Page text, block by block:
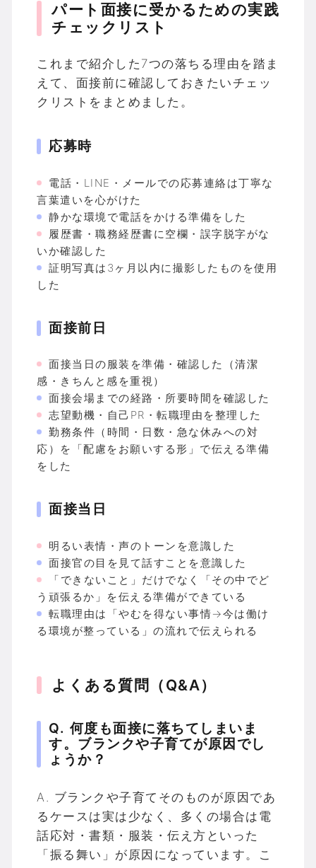
パート面接に受かるための実践
チェックリスト
これまで紹介した7つの落ちる理由を踏ま
えて、面接前に確認しておきたいチェッ
クリストをまとめました。
応募時
電話・LINE・メールでの応募連絡は丁寧な
言葉遣いを心がけた
静かな環境で電話をかける準備をした
履歴書・職務経歴書に空欄・誤字脱字がな
いか確認した
証明写真は3ヶ月以内に撮影したものを使用
した
面接前日
面接当日の服装を準備・確認した（清潔
感・きちんと感を重視）
面接会場までの経路・所要時間を確認した
志望動機・自己PR・転職理由を整理した
勤務条件（時間・日数・急な休みへの対
応）を「配慮をお願いする形」で伝える準備
をした
面接当日
明るい表情・声のトーンを意識した
面接官の目を見て話すことを意識した
「できないこと」だけでなく「その中でど
う頑張るか」を伝える準備ができている
転職理由は「やむを得ない事情→今は働け
る環境が整っている」の流れで伝えられる
よくある質問（Q&A）
Q. 何度も面接に落ちてしまいま
す。ブランクや子育てが原因でし
ょうか？
A. ブランクや子育てそのものが原因であ
るケースは実は少なく、多くの場合は電
話応対・書類・服装・伝え方といった
「振る舞い」が原因になっています。こ